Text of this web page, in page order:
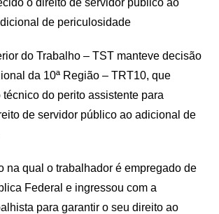
do Trabalho – TST manteve decisão
da 10ª Região – TRT10, que
do perito assistente para
de servidor público ao adicional de
na qual o trabalhador é empregado de
Federal e ingressou com a
para garantir o seu direito ao